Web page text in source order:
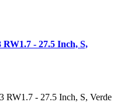
- 27.5 Inch, S,